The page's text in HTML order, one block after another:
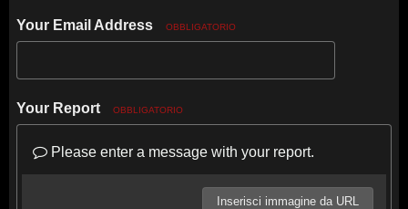
Your Email Address OBBLIGATORIO
Your Report OBBLIGATORIO
Please enter a message with your report.
Inserisci immagine da URL